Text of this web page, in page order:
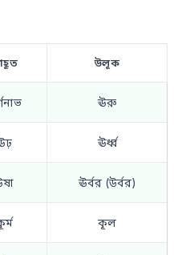
উলূক
ঊরু
ঊর্ধ্ব
ঊর্বর (উর্বর)
কূল